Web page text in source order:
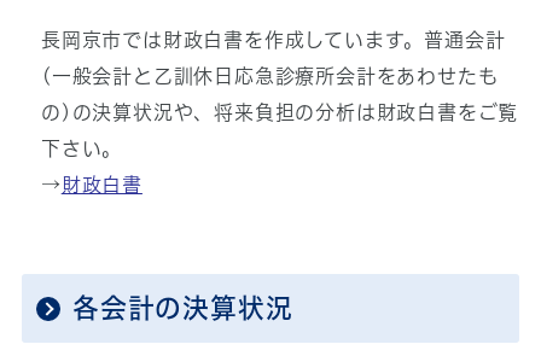
長岡京市では財政白書を作成しています。普通会計
(一般会計と乙訓休日応急診療所会計をあわせたも
の)の決算状況や、将来負担の分析は財政白書をご覧
下さい。
→ 財政白書
各会計の決算状況